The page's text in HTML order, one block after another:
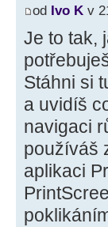
od Ivo K v
Je to tak,
Stáhni si
a uvidíš
navigaci
používáš
aplikaci